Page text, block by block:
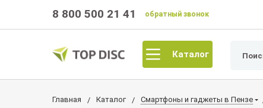
8 800 500 21 41 обратный звонок
Каталог
Главная Каталог Смартфоны и гаджеты в Пензе